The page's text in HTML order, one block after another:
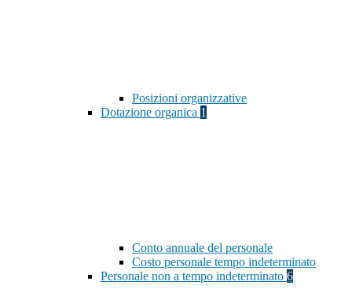
Posizioni organizzative
Dotazione organica 1
Conto annuale del personale
Costo personale tempo indeterminato
Personale non a tempo indeterminato 6